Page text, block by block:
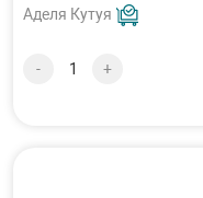
Аделя Кутуя
- +